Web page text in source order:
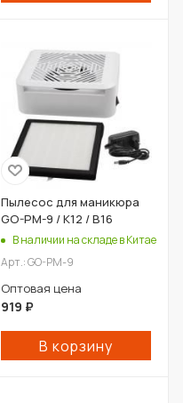
Пылесос для маникюра
GO-PM-9 / К12 / В16
В наличии на складе в Китае
Арт.: GO-PM-9
Оптовая цена
919 ₽
В корзину